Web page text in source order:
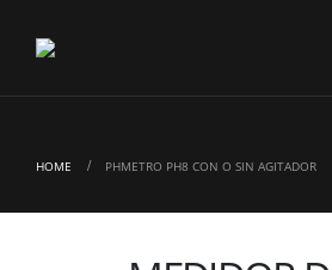
HOME PHMETRO PH8 CON O SIN AGITADOR